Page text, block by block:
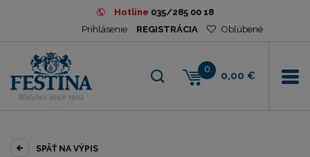
Hotline 035/285 00 18
Prihlásenie
REGISTRÁCIA Obľúbené
0
0,00 €
SPÄŤ NA VÝPIS